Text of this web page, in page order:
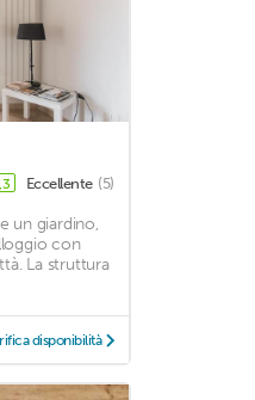
Eccellente (5)
un giardino,
con
La struttura
disponibilità